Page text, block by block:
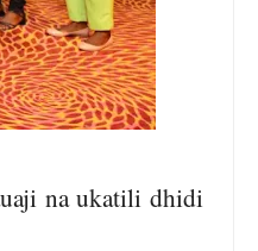
na ukatili dhidi